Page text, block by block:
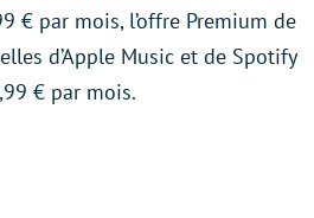
€ par mois, l’offre Premium de
d’Apple Music et de Spotify
€ par mois.